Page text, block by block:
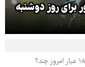
روز دوشنبه